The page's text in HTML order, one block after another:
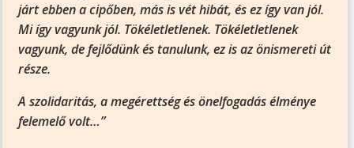
járt ebben a cipőben, más is vét hibát, és ez így van jól.
Mi így vagyunk jól. Tökéletletlenek. Tökéletletlenek
vagyunk, de fejlődünk és tanulunk, ez is az önismereti út
része.
A szolidaritás, a megérettség és önelfogadás élménye
felemelő volt…”